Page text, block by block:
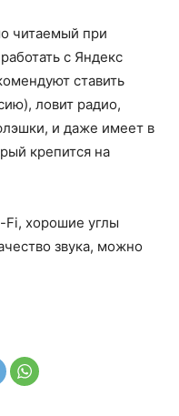
читаемый при
с Яндекс
ставить
ловит радио,
и даже имеет в
крепится на
Fi, хорошие углы
звука, можно